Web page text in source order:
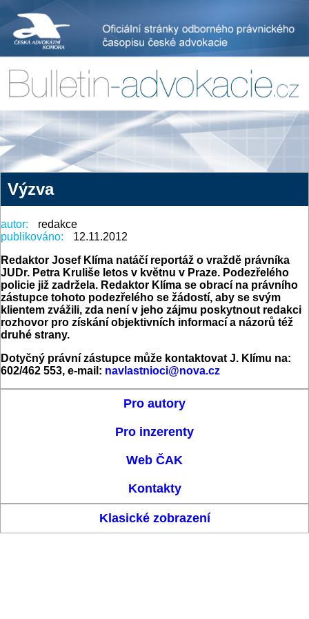
Výzva
autor:
redakce
publikováno:
12.11.2012
Redaktor Josef Klíma natáčí reportáž o vraždě právníka
JUDr. Petra Kruliše letos v květnu v Praze. Podezřelého
policie již zadržela. Redaktor Klíma se obrací na právního
zástupce tohoto podezřelého se žádostí, aby se svým
klientem zvážili, zda není v jeho zájmu poskytnout redakci
rozhovor pro získání objektivních informací a názorů též
druhé strany.
Dotyčný právní zástupce může kontaktovat J. Klímu na:
602/462 553, e-mail: navlastnioci@nova.cz
Pro autory
Pro inzerenty
Web ČAK
Kontakty
Klasické zobrazení